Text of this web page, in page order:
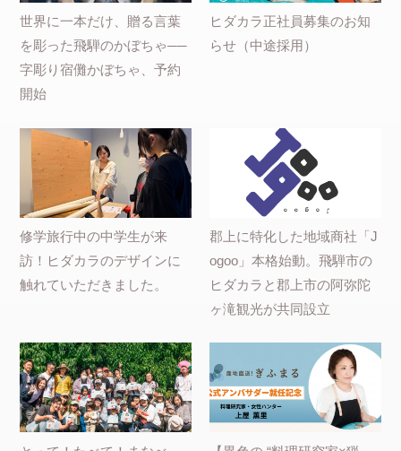
世界に一本だけ、贈る言葉
を彫った飛騨のかぼちゃ──
字彫り宿儺かぼちゃ、予約
開始
ヒダカラ正社員募集のお知
らせ（中途採用）
修学旅行中の中学生が来
訪！ヒダカラのデザインに
触れていただきました。
郡上に特化した地域商社「J
ogoo」本格始動。飛騨市の
ヒダカラと郡上市の阿弥陀
ヶ滝観光が共同設立